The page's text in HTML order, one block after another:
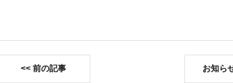
前の記事 お知ら